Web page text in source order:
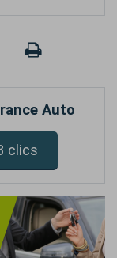
Auto
clics